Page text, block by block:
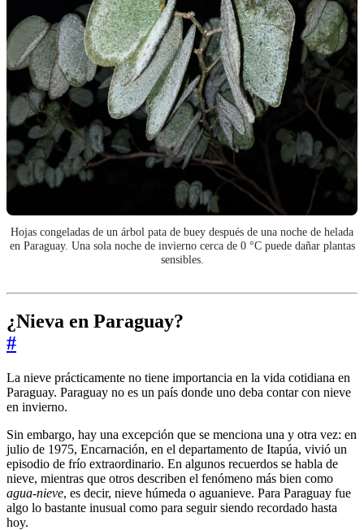
Hojas congeladas de un árbol pata de buey después de una noche de helada
en Paraguay. Una sola noche de invierno cerca de 0 °C puede dañar plantas
sensibles.
¿Nieva en Paraguay?
#
La nieve prácticamente no tiene importancia en la vida cotidiana en
Paraguay. Paraguay no es un país donde uno deba contar con nieve
en invierno.
Sin embargo, hay una excepción que se menciona una y otra vez: en
julio de 1975, Encarnación, en el departamento de Itapúa, vivió un
episodio de frío extraordinario. En algunos recuerdos se habla de
nieve, mientras que otros describen el fenómeno más bien como
agua-nieve, es decir, nieve húmeda o aguanieve. Para Paraguay fue
algo lo bastante inusual como para seguir siendo recordado hasta
hoy.